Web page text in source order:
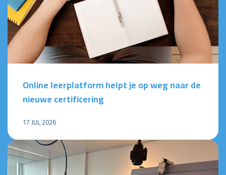
Online leerplatform helpt je op weg naar de
nieuwe certificering
17 JUL 2026